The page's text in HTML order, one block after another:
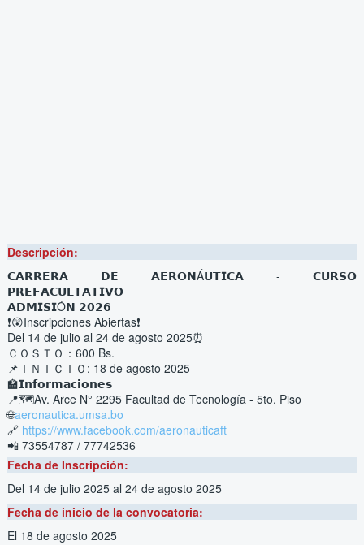
Descripción:
𝗖𝗔𝗥𝗥𝗘𝗥𝗔 𝗗𝗘 𝗔𝗘𝗥𝗢𝗡Á𝗨𝗧𝗜𝗖𝗔 - 𝗖𝗨𝗥𝗦𝗢
𝗣𝗥𝗘𝗙𝗔𝗖𝗨𝗟𝗧𝗔𝗧𝗜𝗩𝗢
𝗔𝗗𝗠𝗜𝗦𝗜Ó𝗡 𝟮𝟬𝟮𝟲
❗😲Inscripciones Abiertas❗
Del 14 de julio al 24 de agosto 2025⏰
ＣＯＳＴＯ：600 Bs.
📌ＩＮＩＣＩＯ: 18 de agosto 2025
🏫𝗜𝗻𝗳𝗼𝗿𝗺𝗮𝗰𝗶𝗼𝗻𝗲𝘀
📍🗺️Av. Arce N° 2295 Facultad de Tecnología - 5to. Piso
🌐​aeronautica.umsa.bo
🔗 https://www.facebook.com/aeronauticaft
📲 73554787 / 77742536
Fecha de Inscripción:
Del 14 de julio 2025 al 24 de agosto 2025
Fecha de inicio de la convocatoria:
El 18 de agosto 2025